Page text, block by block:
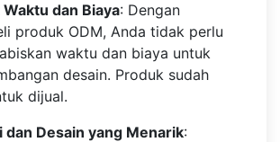
dan Biaya: Dengan
produk ODM, Anda tidak perlu
waktu dan biaya untuk
desain. Produk sudah
dijual.
dan Desain yang Menarik: